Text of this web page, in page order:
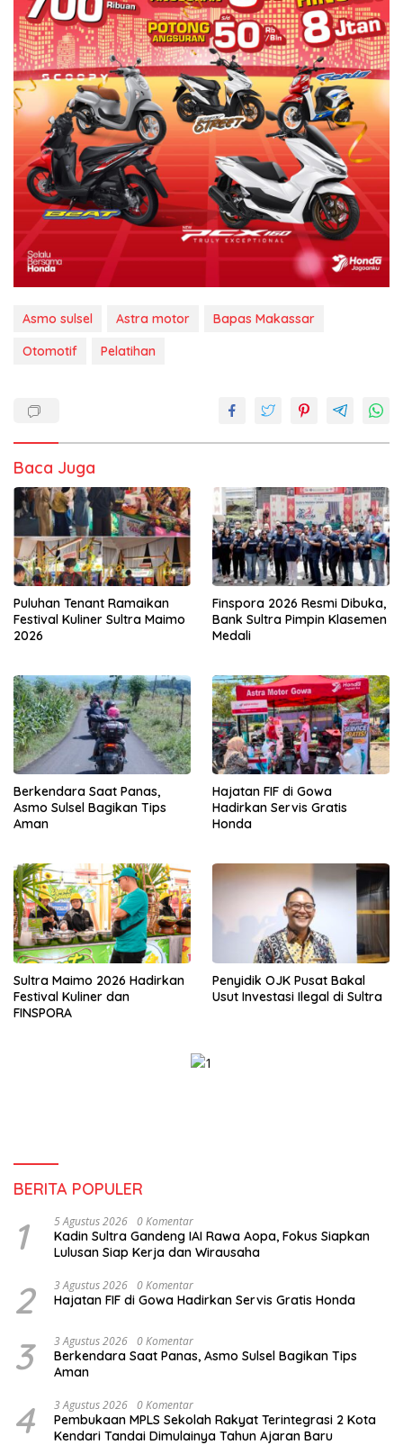
Asmo sulsel Astra motor
Bapas Makassar
Otomotif
Pelatihan
Baca Juga
Puluhan Tenant Ramaikan
Festival Kuliner Sultra Maimo
2026
Finspora 2026 Resmi Dibuka,
Bank Sultra Pimpin Klasemen
Medali
Berkendara Saat Panas,
Asmo Sulsel Bagikan Tips
Aman
Hajatan FIF di Gowa
Hadirkan Servis Gratis
Honda
Sultra Maimo 2026 Hadirkan
Festival Kuliner dan
FINSPORA
Penyidik OJK Pusat Bakal
Usut Investasi Ilegal di Sultra
BERITA POPULER
1 5 Agustus 2026 0 Komentar
Kadin Sultra Gandeng IAI Rawa Aopa, Fokus Siapkan
Lulusan Siap Kerja dan Wirausaha
2 3 Agustus 2026 0 Komentar
Hajatan FIF di Gowa Hadirkan Servis Gratis Honda
3 3 Agustus 2026 0 Komentar
Berkendara Saat Panas, Asmo Sulsel Bagikan Tips
Aman
4 3 Agustus 2026 0 Komentar
Pembukaan MPLS Sekolah Rakyat Terintegrasi 2 Kota
Kendari Tandai Dimulainya Tahun Ajaran Baru